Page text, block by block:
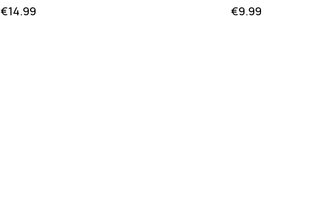
€14.99 €9.99